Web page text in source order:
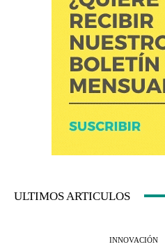
ULTIMOS ARTICULOS
INNOVACIÓN